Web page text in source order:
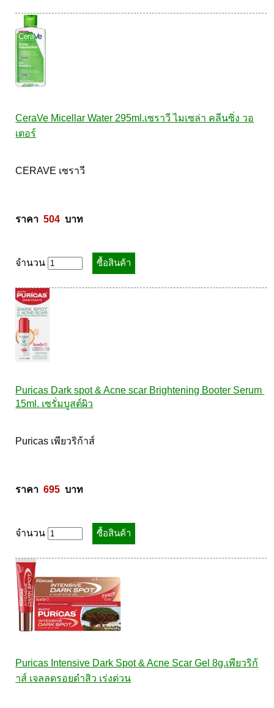
CeraVe Micellar Water 295ml.เซราวี ไมเซล่า คลีนซิ่ง วอ
เตอร์
CERAVE เซราวี
ราคา 504
  บาท
จำนวน
Puricas Dark spot & Acne scar Brightening Booter Serum
15ml. เซรั่มบูสต์ผิว
Puricas เพียวริก้าส์
ราคา 695
  บาท
จำนวน
Puricas Intensive Dark Spot & Acne Scar Gel 8g.เพียวริก้
าส์ เจลลดรอยดำสิว เร่งด่วน